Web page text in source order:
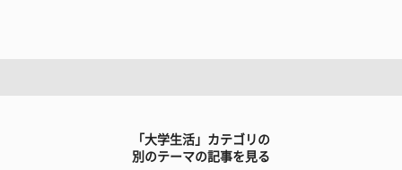
「大学生活」カテゴリの
別のテーマの記事を見る